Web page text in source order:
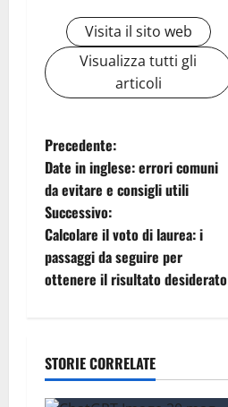
Visita il sito web
Visualizza tutti gli
articoli
N
a
v
i
z
Precedente:
Date in inglese: errori comuni
da evitare e consigli utili
Successivo:
Calcolare il voto di laurea: i
passaggi da seguire per
ottenere il risultato desiderato
STORIE CORRELATE